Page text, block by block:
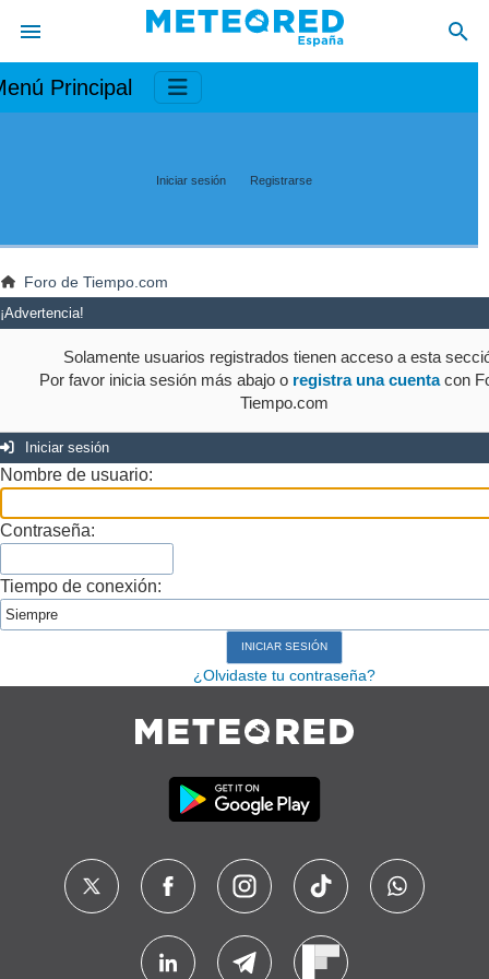
Principal
Iniciar sesión Registrarse
Foro de Tiempo.com
¡Advertencia!
Solamente usuarios registrados tienen acceso a esta
Por favor inicia sesión más abajo o registra una cuentacon
Tiempo.com
Iniciar sesión
Nombre de usuario:
Contraseña:
Tiempo de conexión:
¿Olvidaste tu contraseña?